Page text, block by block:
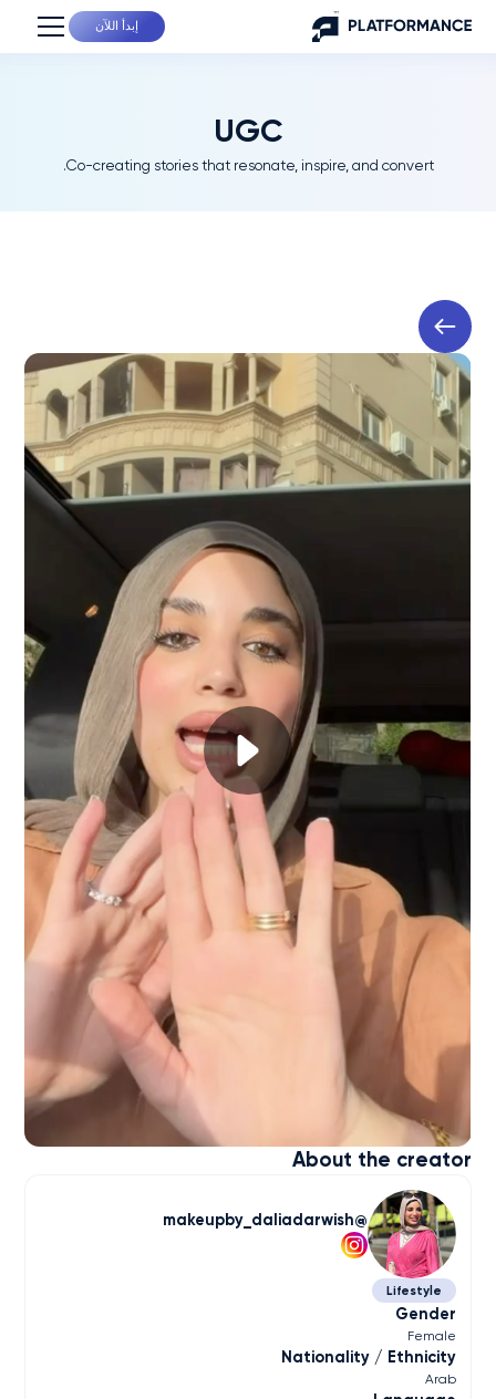
إبدأ اللآن
UGC
Co-creating stories that resonate, inspire, and convert.
About the creator
makeupby_daliadarwish
Lifestyle
Gender
Female
Nationality / Ethnicity
Arab